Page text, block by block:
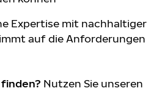
Expertise mit nachhaltiger
auf die Anforderungen
Nutzen Sie unseren